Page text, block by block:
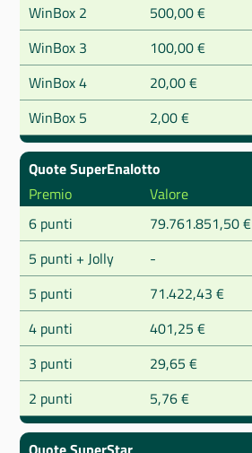
WinBox 2
500,00 €
WinBox 3
100,00 €
WinBox 4
20,00 €
WinBox 5
2,00 €
Quote SuperEnalotto
Premio
Valore
6 punti
79.761.851,50 €
5 punti + Jolly
-
5 punti
71.422,43 €
4 punti
401,25 €
3 punti
29,65 €
2 punti
5,76 €